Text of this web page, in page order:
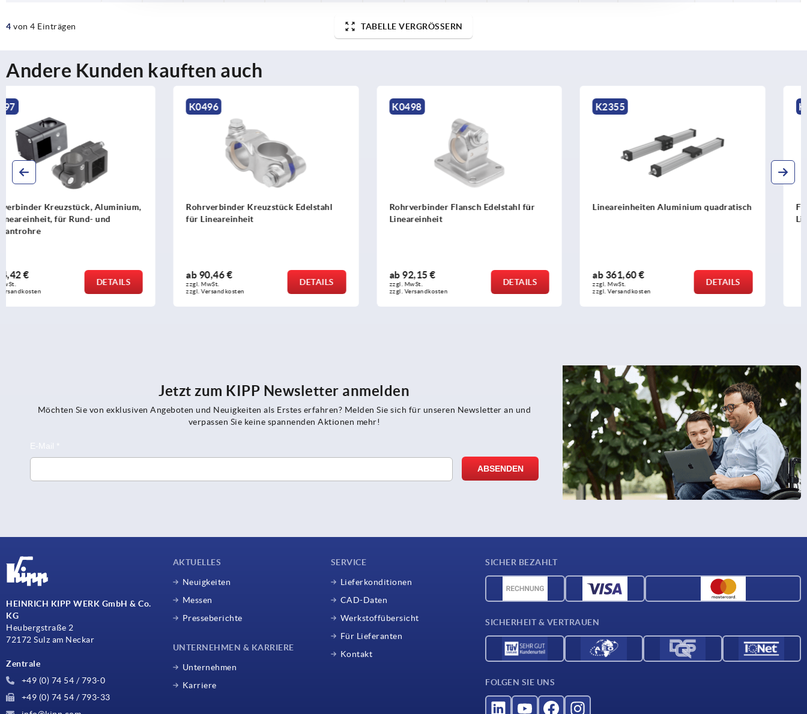
4 von 4 Einträgen TABELLE VERGRÖSSERN
Andere Kunden kauften auch
Rohrverbinder Kreuzstück Edelstahl
für Lineareinheit
ab
zzgl. Versandkosten
Rohrverbinder Flansch Edelstahl für
Lineareinheit
ab
zzgl. Versandkosten
Lineareinheiten Aluminium quadratisch
ab
zzgl. Versandkosten
Flanschklemmstücke Aluminium für
ab25,40 €
zzgl. Versandkosten
Jetzt zum KIPP Newsletter anmelden
Möchten Sie von exklusiven Angeboten und Neuigkeiten als Erstes erfahren? Melden Sie sich für unseren Newsletter an und
verpassen Sie keine spannenden Aktionen mehr!
HEINRICH KIPP WERK GmbH & Co.
KG
Heubergstraße 2
72172 Sulz am Neckar
Zentrale
+49 (0) 74 54 / 793-0
+49 (0) 74 54 / 793-33
AKTUELLES
Neuigkeiten
Messen
Presseberichte
UNTERNEHMEN & KARRIERE
Unternehmen
Karriere
SERVICE
Lieferkonditionen
CAD-Daten
Werkstoffübersicht
Für Lieferanten
Kontakt
SICHER BEZAHLT
SICHERHEIT & VERTRAUEN
FOLGEN SIE UNS